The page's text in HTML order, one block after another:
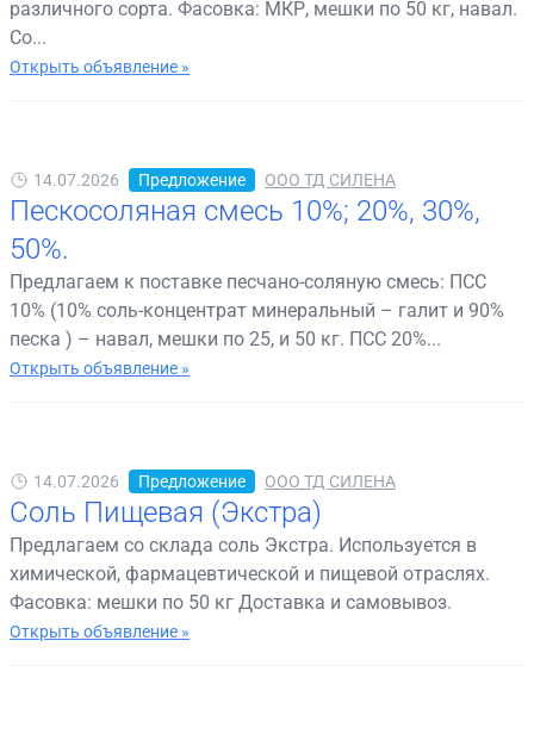
различного сорта. Фасовка: МКР, мешки по 50 кг, навал.
Со...
Открыть объявление »
14.07.2026 Предложение ООО ТД СИЛЕНА
Пескосоляная смесь 10%; 20%, 30%,
50%.
Предлагаем к поставке песчано-соляную смесь: ПСС
10% (10% соль-концентрат минеральный – галит и 90%
песка ) – навал, мешки по 25, и 50 кг. ПСС 20%...
Открыть объявление »
14.07.2026 Предложение ООО ТД СИЛЕНА
Соль Пищевая (Экстра)
Предлагаем со склада соль Экстра. Используется в
химической, фармацевтической и пищевой отраслях.
Фасовка: мешки по 50 кг Доставка и самовывоз.
Открыть объявление »